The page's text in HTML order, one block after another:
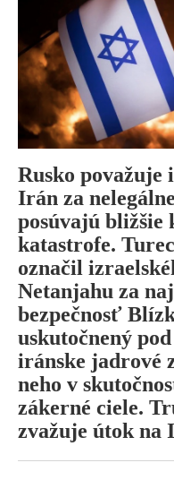
Rusko považuje
Irán za
posúvajú bližšie
katastrofe.
označil
Netanjahu za
bezpečnosť
uskutočnený
iránske jadrové
neho v
zákerné ciele.
zvažuje útok na